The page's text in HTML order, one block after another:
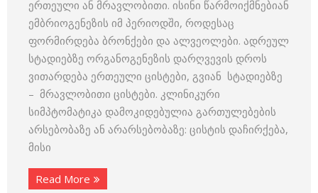
ერთეული ან მრავლობითი. ისინი წარმოიქმნებიან
ემბრიოგენეზის იმ პერიოდში, როდესაც
ფორმირდება ბრონქები და ალვეოლები. ადრეულ
სტადიებზე ორგანოგენეზის დარღვევის დროს
ვითარდება ერთეული ცისტები, გვიან სტადიებზე
– მრავლობითი ცისტები. კლინიკური
სიმპტომატიკა დამოკიდებულია გართულებების
არსებობაზე ან არარსებობაზე: ცისტის დაჩირქება,
მისი
Read More